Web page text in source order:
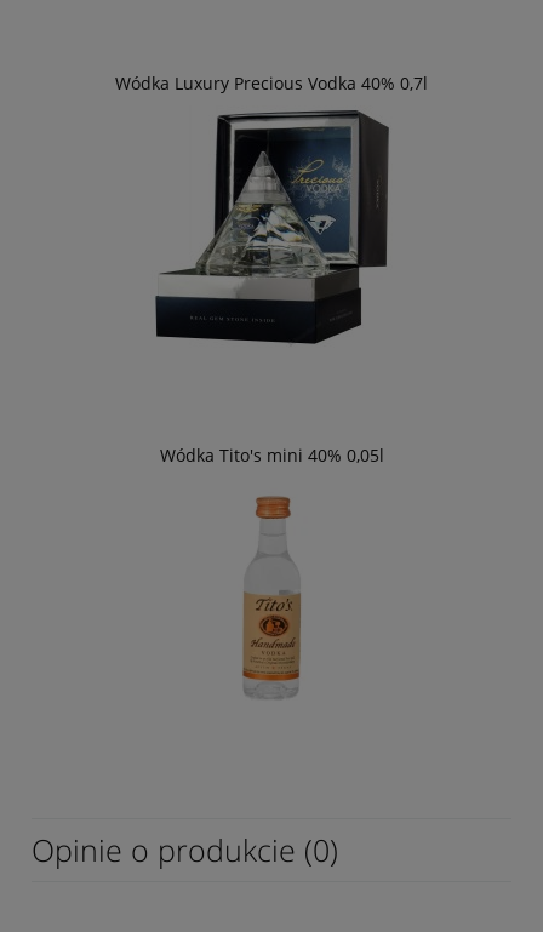
Wódka Luxury Precious Vodka 40% 0,7l
Wódka Tito's mini 40% 0,05l
Opinie o produkcie (0)